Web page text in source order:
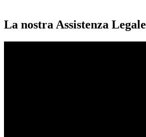
La nostra Assistenza Legale